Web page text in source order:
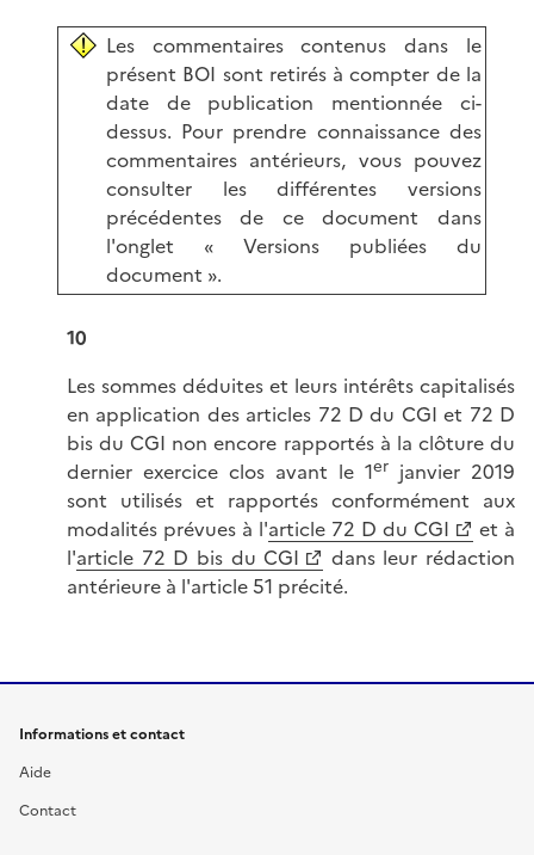
Les commentaires contenus dans le
présent BOI sont retirés à compter de la
date de publication mentionnée ci-
dessus. Pour prendre connaissance des
commentaires antérieurs, vous pouvez
consulter les différentes versions
précédentes de ce document dans
l'onglet « Versions publiées du
document ».
10
Les sommes déduites et leurs intérêts capitalisés
en application des articles 72 D du CGI et 72 D
bis du CGI non encore rapportés à la clôture du
dernier exercice clos avant le 1er janvier 2019
sont utilisés et rapportés conformément aux
modalités prévues à l'article 72 D du CGI
et à
l'article 72 D bis du CGI
dans leur rédaction
antérieure à l'article 51 précité.
Informations et contact
Aide
Contact